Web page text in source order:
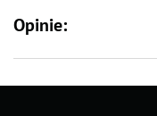
Opinie: